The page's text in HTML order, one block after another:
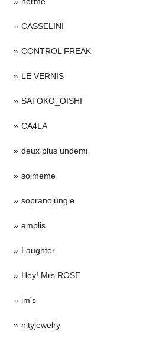
CASSELINI
CONTROL FREAK
LE VERNIS
SATOKO_OISHI
CA4LA
deux plus undemi
soimeme
sopranojungle
amplis
Laughter
Hey! Mrs ROSE
im's
nityjewelry